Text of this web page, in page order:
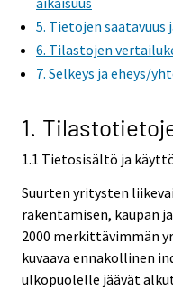
5. Tietojen saatavuus
6. Tilastojen
7. Selkeys ja eheys/
1.
1.1 Tietosisältö ja
Suurten yritysten
rakentamisen, kaupan
2000 merkittävimmän
kuvaava ennakollinen
ulkopuolelle jäävät